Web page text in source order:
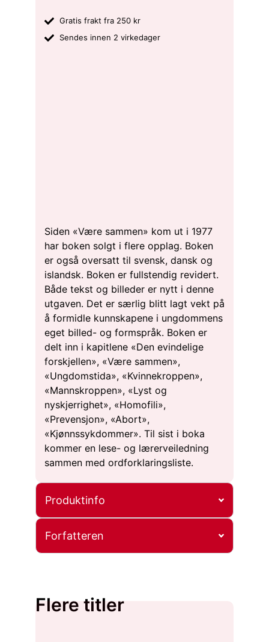
Gratis frakt fra 250 kr
Sendes innen 2 virkedager
Siden «Være sammen» kom ut i 1977
har boken solgt i flere opplag. Boken
er også oversatt til svensk, dansk og
islandsk. Boken er fullstendig revidert.
Både tekst og billeder er nytt i denne
utgaven. Det er særlig blitt lagt vekt på
å formidle kunnskapene i ungdommens
eget billed- og formspråk. Boken er
delt inn i kapitlene «Den evindelige
forskjellen», «Være sammen»,
«Ungdomstida», «Kvinnekroppen»,
«Mannskroppen», «Lyst og
nyskjerrighet», «Homofili»,
«Prevensjon», «Abort»,
«Kjønnssykdommer». Til sist i boka
kommer en lese- og lærerveiledning
sammen med ordforklaringsliste.
Produktinfo
Forfatteren
Flere titler